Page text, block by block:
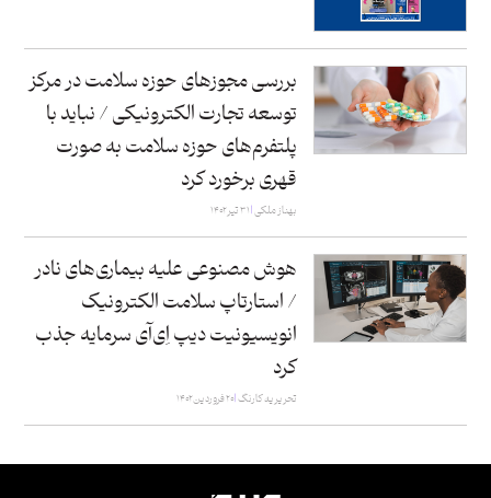
بررسی مجوزهای حوزه سلامت در مرکز
توسعه تجارت الکترونیکی / نباید با
پلتفرم‌های حوزه سلامت به صورت
قهری برخورد کرد
بهناز ملکی ۳۱ تیر ۱۴۰۲
هوش مصنوعی علیه بیماری‌های نادر
/ استارتاپ سلامت الکترونیک
انویسیونیت دیپ اِی‌آی سرمایه جذب
کرد
تحریریه کارنگ ۲۰ فروردین ۱۴۰۲